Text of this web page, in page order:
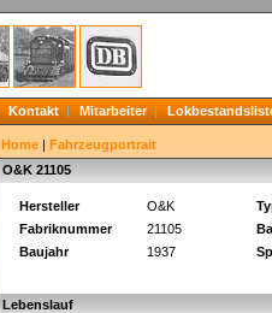
Kontakt Mitarbeiter
Home | Fahrzeugportrait
O&K 21105
Hersteller O&K
Fabriknummer
21105
Baujahr
1937
Lebenslauf